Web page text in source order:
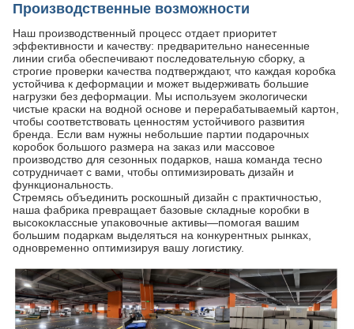
Производственные возможности
Наш производственный процесс отдает приоритет
эффективности и качеству: предварительно нанесенные
линии сгиба обеспечивают последовательную сборку, а
строгие проверки качества подтверждают, что каждая коробка
устойчива к деформации и может выдерживать большие
нагрузки без деформации. Мы используем экологически
чистые краски на водной основе и перерабатываемый картон,
чтобы соответствовать ценностям устойчивого развития
бренда. Если вам нужны небольшие партии подарочных
коробок большого размера на заказ или массовое
производство для сезонных подарков, наша команда тесно
сотрудничает с вами, чтобы оптимизировать дизайн и
функциональность.
Стремясь объединить роскошный дизайн с практичностью,
наша фабрика превращает базовые складные коробки в
высококлассные упаковочные активы—помогая вашим
большим подаркам выделяться на конкурентных рынках,
одновременно оптимизируя вашу логистику.